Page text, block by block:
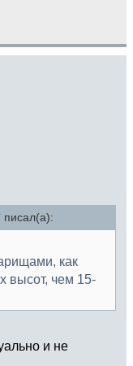
писал(а):
как
высот, чем 15-
и не